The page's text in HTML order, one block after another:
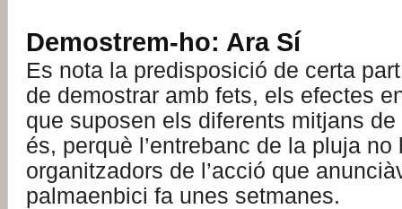
Demostrem-ho: Ara Sí
Es nota la predisposició de certa
de demostrar amb fets, els efectes
que suposen els diferents mitjans
és, perquè l’entrebanc de la pluja
organitzadors de l’acció que
palmaenbici fa unes setmanes.